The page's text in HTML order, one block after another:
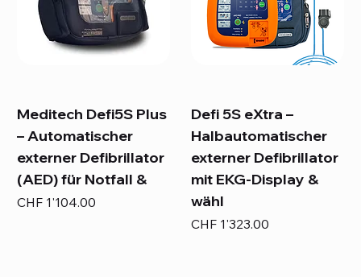
Meditech Defi5S Plus
– Automatischer
externer Defibrillator
(AED) für Notfall &
Preis
CHF 1'104.00
Defi 5S eXtra –
Halbautomatischer
externer Defibrillator
mit EKG-Display &
wähl
Preis
CHF 1'323.00